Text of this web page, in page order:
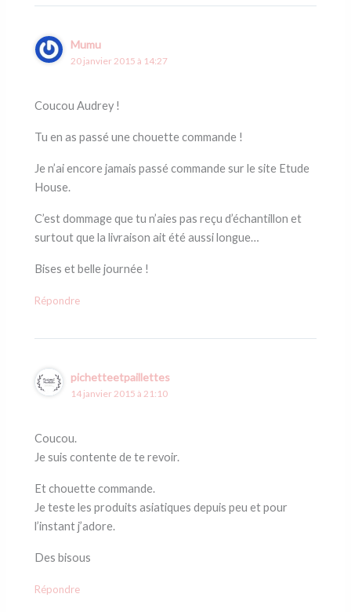
Mumu
20 janvier 2015 à 14:27
Coucou Audrey !
Tu en as passé une chouette commande !
Je n’ai encore jamais passé commande sur le site Etude
House.
C’est dommage que tu n’aies pas reçu d’échantillon et
surtout que la livraison ait été aussi longue…
Bises et belle journée !
Répondre
pichetteetpaillettes
14 janvier 2015 à 21:10
Coucou.
Je suis contente de te revoir.
Et chouette commande.
Je teste les produits asiatiques depuis peu et pour
l’instant j’adore.
Des bisous
Répondre